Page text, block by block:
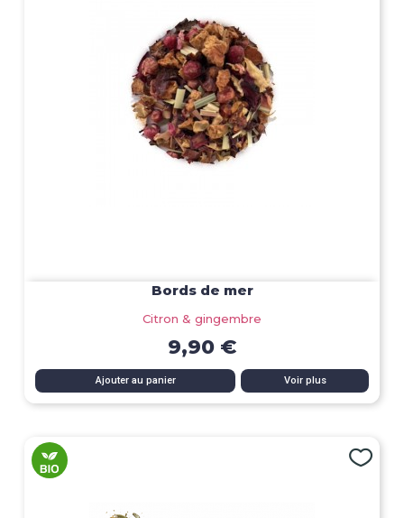
Bords de mer
Citron & gingembre
9,90 €
Ajouter au panier Voir plus